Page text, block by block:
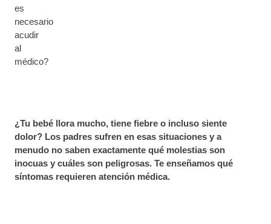
es
necesario
acudir
al
médico?
¿Tu bebé llora mucho, tiene fiebre o incluso siente
dolor? Los padres sufren en esas situaciones y a
menudo no saben exactamente qué molestias son
inocuas y cuáles son peligrosas. Te enseñamos qué
síntomas requieren atención médica.